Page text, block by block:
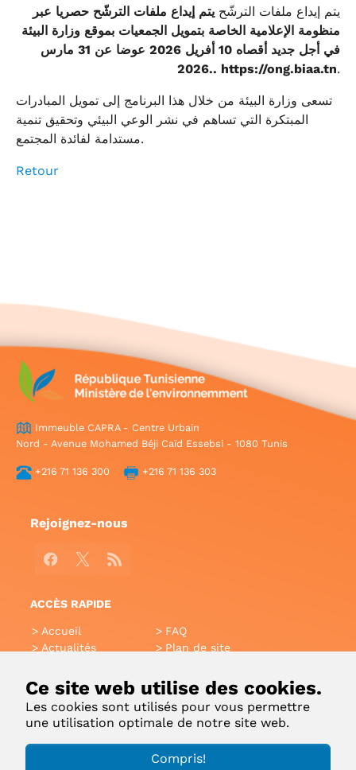
Ce site web utilise des cookies.
Les cookies sont utilisés pour vous permettre
une utilisation optimale de notre site web.
Compris!
يتم إيداع ملفات الترشّح يتم إيداع ملفات الترشّح حصريا عبر
منظومة الإعلامية الخاصة بتمويل الجمعيات بموقع وزارة البيئة
في أجل جديد أقصاه 10 أفريل 2026 عوضا عن 31 مارس
2026.. https://ong.biaa.tn.
تسعى وزارة البيئة من خلال هذا البرنامج إلى تمويل المبادرات
المبتكرة التي تساهم في نشر الوعي البيئي وتحقيق تنمية
مستدامة لفائدة المجتمع.
Retour
Immeuble CAPRA - Centre Urbain
Nord - Avenue Mohamed Béji Caïd Essebsi - 1080 Tunis
+216 71 136 300 +216 71 136 303
Rejoignez-nous
Facebook
X RSS
ACCÈS RAPIDE
Accueil
Actualités
Glossaire
Liens utiles
Contact
FAQ
Plan de site
Intranet
Applications Mobiles
Copyright 2022 © Ministère de l'Environnement |